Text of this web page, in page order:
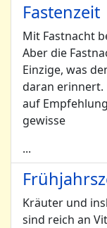
Fastenzeit
Mit Fastnacht
Aber die
Einzige, was
daran erinnert.
auf
gewisse
...
Kräuter und
sind reich an